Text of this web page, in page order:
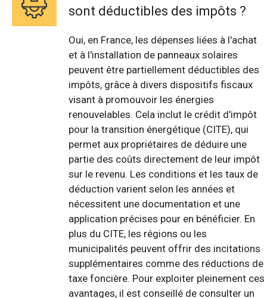
sont déductibles des impôts ?
Oui, en France, les dépenses liées à l'achat
et à l'installation de panneaux solaires
peuvent être partiellement déductibles des
impôts, grâce à divers dispositifs fiscaux
visant à promouvoir les énergies
renouvelables. Cela inclut le crédit d'impôt
pour la transition énergétique (CITE), qui
permet aux propriétaires de déduire une
partie des coûts directement de leur impôt
sur le revenu. Les conditions et les taux de
déduction varient selon les années et
nécessitent une documentation et une
application précises pour en bénéficier. En
plus du CITE, les régions ou les
municipalités peuvent offrir des incitations
supplémentaires comme des réductions de
taxe foncière. Pour exploiter pleinement ces
avantages, il est conseillé de consulter un